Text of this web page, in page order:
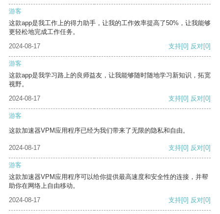
游客
这款app是我工作上的得力助手，让我的工作效率提高了50%，让我能够
更轻松地完成工作任务。
2024-08-17
支持[0] 反对[0]
游客
这款app是我学习路上的良师益友，让我能够随时随地学习新知识，拓宽
视野。
2024-08-17
支持[0] 反对[0]
游客
这款加速器VPM应用程序已经为我们带来了无限的隐私和自由。
2024-08-17 支持[0] 反对[0]
游客
这款加速器VPM应用程序可以给你提供最高速度和安全性的连接，并帮
助你在网络上自由移动。
2024-08-17
支持[0] 反对[0]